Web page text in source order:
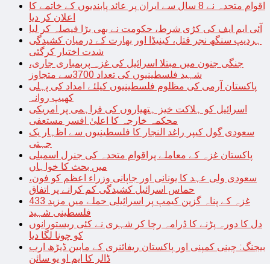
اقوام متحدہ نے 8 سال سے ایران پر عائد پابندیوں کے خاتمے کا
اعلان کر دیا
آئی ایم ایف کی کڑی شرط، حکومت نے بھی بڑا فیصلہ کر لیا
ہردیپ سنگھ نجر قتل، کینیڈا اور بھارت کے درمیان کشیدگی
شدت اختیار کرگئی
جنگی جنون میں مبتلا اسرائیل کی غزہ پربمباری جاری،
شہید فلسطینیوں کی تعداد 3700سے متجاوز
پاکستان آرمی کی مظلوم فلسطینیوں کیلئے امداد کی پہلی
کھیپ روانہ
اسرائیل کو ہلاکت خیز ہتھیاروں کی فراہمی پر امریکی
محکمہ خارجہ کا اعلیٰ افسر مستعفی
سعودی گول کیپر راغد النجار کا فلسطینیوں سے اظہار یک
جہتی
پاکستان غزہ کے معاملے پراقوام متحدہ کی جنرل اسمبلی
میں بحث کا خواہاں
سعودی ولی عہد کا یونانی اور جاپانی وزراء اعظم کو فون،
حماس اسرائیل کشیدگی کم کرانے پر اتفاق
غزہ کے پناہ گزین کیمپ پر اسرائیلی حملے میں مزید 433
فلسطینی شہید
دل کا دورہ پڑنے کا ڈرامہ رچا کر شہری نے کئی ریستورانوں
کو چونا لگا دیا
بیجنگ: چینی کمپنی اور پاکستان ریفائنری کے مابین ڈیڑھ ارب
ڈالر کا ایم او یو سائن